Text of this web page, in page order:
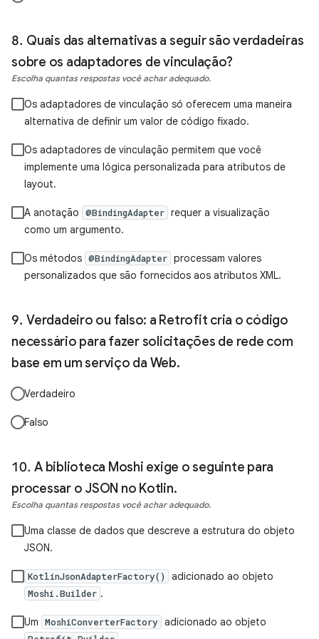
Quais das alternativas a seguir são verdadeiras
sobre os adaptadores de vinculação?
Escolha quantas respostas você achar adequado.
Os adaptadores de vinculação só oferecem uma maneira
alternativa de definir um valor de código fixado.
Os adaptadores de vinculação permitem que você
implemente uma lógica personalizada para atributos de
layout.
A anotação @BindingAdapter requer a visualização
como um argumento.
Os métodos @BindingAdapter processam valores
personalizados que são fornecidos aos atributos XML.
Verdadeiro ou falso: a Retrofit cria o código
necessário para fazer solicitações de rede com
base em um serviço da Web.
Verdadeiro
Falso
A biblioteca Moshi exige o seguinte para
processar o JSON no Kotlin.
Escolha quantas respostas você achar adequado.
Uma classe de dados que descreve a estrutura do objeto
JSON.
KotlinJsonAdapterFactory() adicionado ao objeto
Moshi.Builder .
Um MoshiConverterFactory adicionado ao objeto